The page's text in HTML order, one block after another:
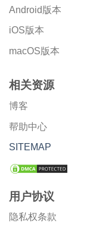
Android版本
iOS版本
macOS版本
相关资源
博客
帮助中心
SITEMAP
用户协议
隐私权条款